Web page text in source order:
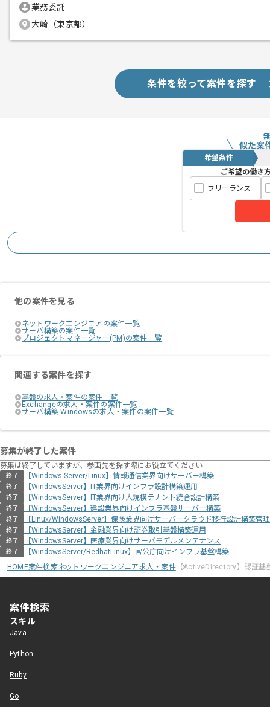
業務委託
大崎（東京都）
条件を絞って案件を探す
似た案
希望条件
ご希望の働き
フリーランス
他の案件を見る
ネットワークエンジニアの案件一覧
サーバ構築の案件一覧
プロジェクトマネージャー(PM)の案件一覧
関連する案件を探す
基盤の求人・案件の案件一覧
Exchangeの求人・案件の案件一覧
サーバ構築 Windowsの求人・案件の案件一覧
募集が終了した案件
募集は終了していますが、参画先を探す際にお役立てください
終了 【Windows Server/Linux】情報通信業界向けサーバー構築
終了 【WindowsServer】IT業界向けインフラ設計構築運用
終了 【WindowsServer】IT業界向け大規模テナント統合設計構築
終了 【WindowsServer】建設業界向けインフラ基盤サーバー構築
終了 【Linux/WindowsServer】保険業界向けサーバークラウド移行設計構築管理
終了 【WindowsServer】金融業界向け証券取引基盤構築運用
終了 【WindowsServer】医療業界向けサーバモデルメンテナンス
終了
【WindowsServer/RedhatLinux】官公庁向けインフラ基盤構築
HOME案件検索ネットワークエンジニア求人・案件【ActiveDirectory】認証基
案件検索
スキル
Java
Python
Ruby
Go